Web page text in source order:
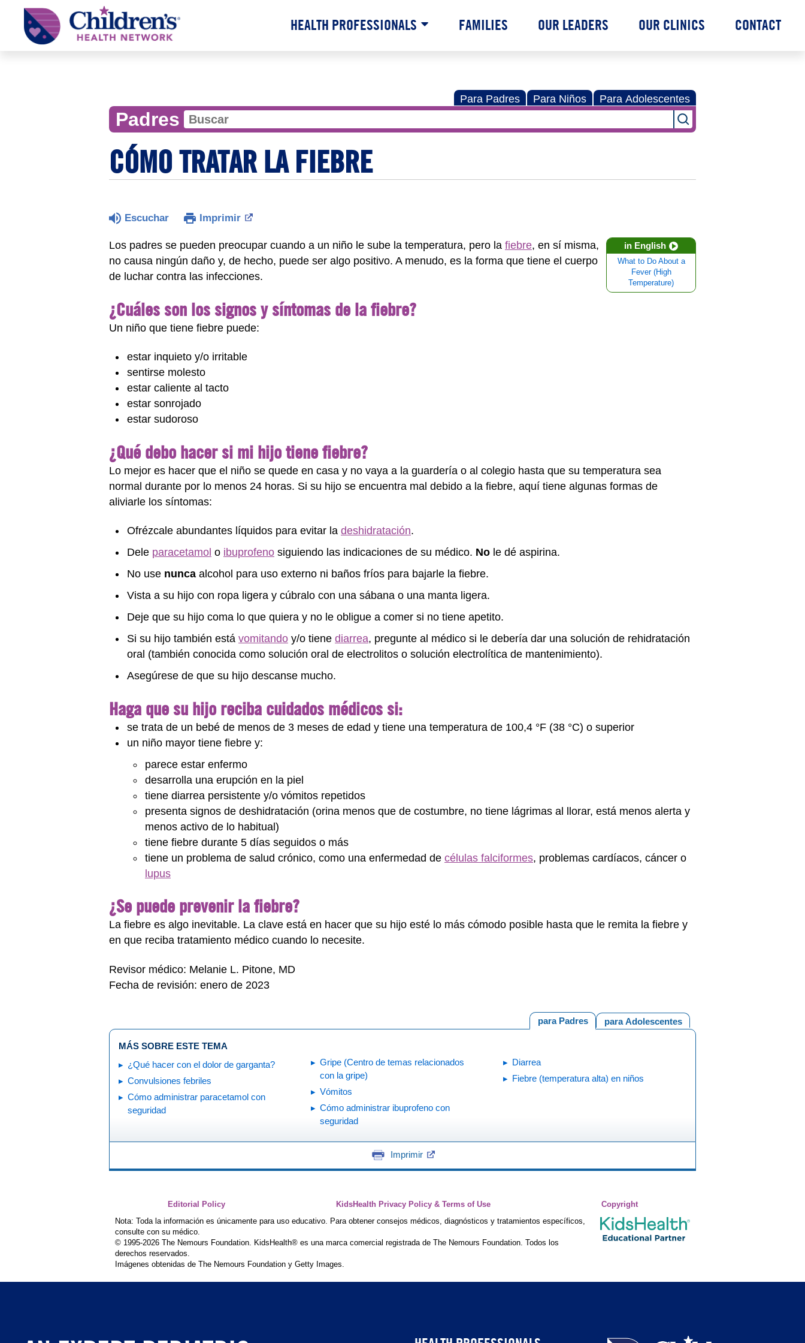
Children's
Health
Network
HEALTH PROFESSIONALS FAMILIES OUR LEADERS OUR CLINICS CONTACT
Para Padres Para Niños Para Adolescentes
Padres
CÓMO TRATAR LA FIEBRE
Escuchar Imprimir
in English
What to Do About a
Fever (High
Temperature)
Los padres se pueden preocupar cuando a un niño le sube la temperatura, pero la fiebre, en sí misma,
no causa ningún daño y, de hecho, puede ser algo positivo. A menudo, es la forma que tiene el cuerpo
de luchar contra las infecciones.
¿Cuáles son los signos y síntomas de la fiebre?
Un niño que tiene fiebre puede:
estar inquieto y/o irritable
sentirse molesto
estar caliente al tacto
estar sonrojado
estar sudoroso
¿Qué debo hacer si mi hijo tiene fiebre?
Lo mejor es hacer que el niño se quede en casa y no vaya a la guardería o al colegio hasta que su temperatura sea
normal durante por lo menos 24 horas. Si su hijo se encuentra mal debido a la fiebre, aquí tiene algunas formas de
aliviarle los síntomas:
Ofrézcale abundantes líquidos para evitar la deshidratación.
Dele paracetamol o ibuprofeno siguiendo las indicaciones de su médico. No le dé aspirina.
No use nunca alcohol para uso externo ni baños fríos para bajarle la fiebre.
Vista a su hijo con ropa ligera y cúbralo con una sábana o una manta ligera.
Deje que su hijo coma lo que quiera y no le obligue a comer si no tiene apetito.
Si su hijo también está vomitando y/o tiene diarrea, pregunte al médico si le debería dar una solución de rehidratación
oral (también conocida como solución oral de electrolitos o solución electrolítica de mantenimiento).
Asegúrese de que su hijo descanse mucho.
Haga que su hijo reciba cuidados médicos si:
se trata de un bebé de menos de 3 meses de edad y tiene una temperatura de 100,4 °F (38 °C) o superior
un niño mayor tiene fiebre y:
parece estar enfermo
desarrolla una erupción en la piel
tiene diarrea persistente y/o vómitos repetidos
presenta signos de deshidratación (orina menos que de costumbre, no tiene lágrimas al llorar, está menos alerta y
menos activo de lo habitual)
tiene fiebre durante 5 días seguidos o más
tiene un problema de salud crónico, como una enfermedad de células falciformes, problemas cardíacos, cáncer o
lupus
¿Se puede prevenir la fiebre?
La fiebre es algo inevitable. La clave está en hacer que su hijo esté lo más cómodo posible hasta que le remita la fiebre y
en que reciba tratamiento médico cuando lo necesite.
Revisor médico: Melanie L. Pitone, MD
Fecha de revisión: enero de 2023
para Adolescentes
para Padres
MÁS SOBRE ESTE TEMA
¿Qué hacer con el dolor de garganta?
Convulsiones febriles
Cómo administrar paracetamol con
seguridad
Gripe (Centro de temas relacionados
con la gripe)
Vómitos
Cómo administrar ibuprofeno con
seguridad
Diarrea
Fiebre (temperatura alta) en niños
Imprimir
Editorial Policy KidsHealth Privacy Policy & Terms of Use
Copyright
Nota: Toda la información es únicamente para uso educativo. Para obtener consejos médicos, diagnósticos y tratamientos específicos,
consulte con su médico.
© 1995-2026 The Nemours Foundation. KidsHealth® es una marca comercial registrada de The Nemours Foundation. Todos los
derechos reservados.
Imágenes obtenidas de The Nemours Foundation y Getty Images.
Children's